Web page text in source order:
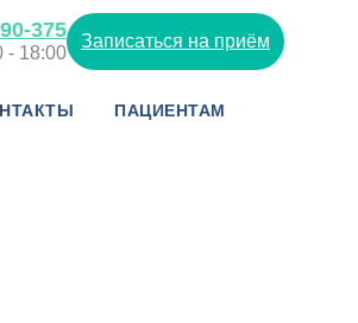
375
- 18:00
Записаться на приём
ПАЦИЕНТАМ